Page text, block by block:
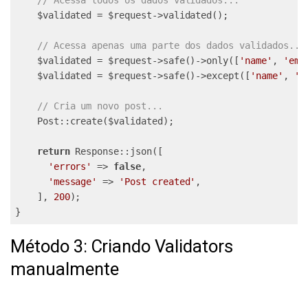
    $validated = $request->validated();
// Acessa apenas uma parte dos dados validados...
    $validated = $request->safe()->only([
'name' ,
    $validated = $request->safe()->except([
'name' ,
// Cria um novo post...
    Post::create($validated);
return Response::json([
'errors'
=> false,
'message'
=> 'Post created' ,
    ],
200);
}
Método 3: Criando Validators
manualmente